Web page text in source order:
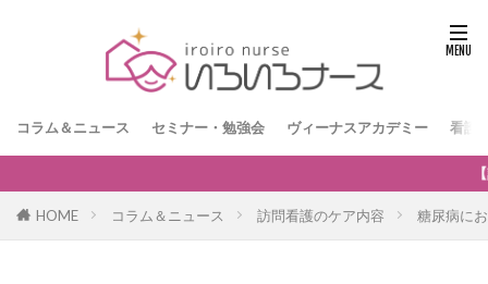
コラム＆ニュース セミナー・勉強会 ヴィーナスアカデミー 看護
【訪問看護経営者限定】無料オンラインセミナー「訪問看
HOME コラム＆ニュース 訪問看護のケア内容 糖尿病に